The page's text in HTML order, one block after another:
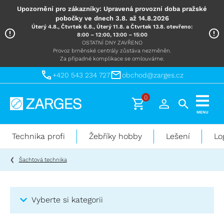
Upozornění pro zákazníky: Upravená provozní doba pražské
pobočky ve dnech 3.8. až 14.8.2026
Úterý 4.8., Čtvrtek 6.8., Úterý 11.8. a Čtvrtek 13.8. otevřeno:
8:00 – 12:00, 13:00 – 15:00
OSTATNÍ DNY ZAVŘENO
Provoz brněnské centrály zůstáva nezměněn.
Za případné komplikace se omlouváme.
+420 543 234 727 obchod@zarges.cz
Technika
práci
výškách
0
MENU
Technika profi Žebříky hobby Lešení
Šachtová technika
Vyberte si kategorii